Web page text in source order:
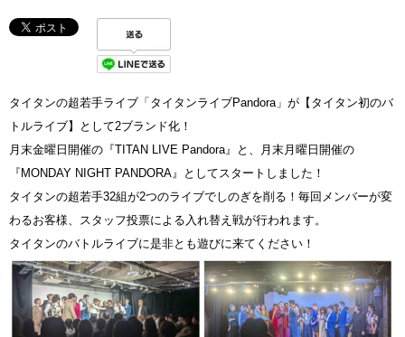
タイタンの超若手ライブ「タイタンライブPandora」が【タイタン初のバ
トルライブ】として2ブランド化！
月末金曜日開催の『TITAN LIVE Pandora』と、月末月曜日開催の
『MONDAY NIGHT PANDORA』としてスタートしました！
タイタンの超若手32組が2つのライブでしのぎを削る！毎回メンバーが変
わるお客様、スタッフ投票による入れ替え戦が行われます。
タイタンのバトルライブに是非とも遊びに来てください！